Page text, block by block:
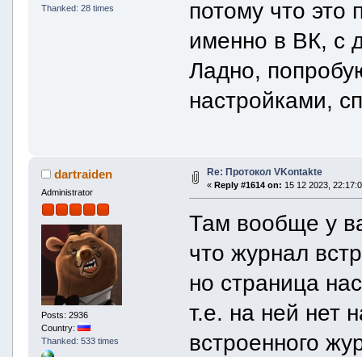
Thanked: 28 times
потому что это
именно в ВК, с
Ладно,
настройками,
dartraiden
Administrator
Posts: 2936
Country:
Thanked: 533 times
Re: Протокол VKontakte
« Reply #1614 on: 15 12 2023,
Там вообще у
что журнал
но страница
т.е. на ней нет
встроенного